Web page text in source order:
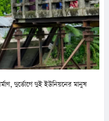
দুর্ভোগে দুই ইউনিয়নের মানুষ